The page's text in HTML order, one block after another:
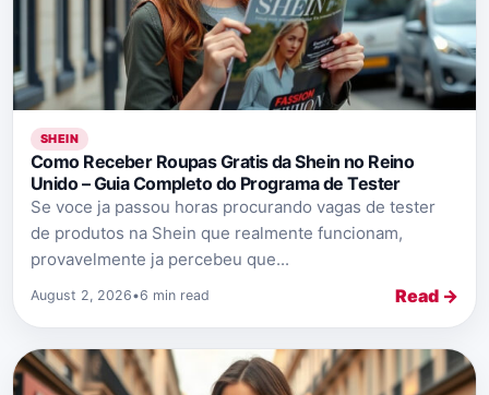
SHEIN
Como Receber Roupas Gratis da Shein no Reino
Unido – Guia Completo do Programa de Tester
Se voce ja passou horas procurando vagas de tester
de produtos na Shein que realmente funcionam,
provavelmente ja percebeu que...
August 2, 2026•6 min read Read →